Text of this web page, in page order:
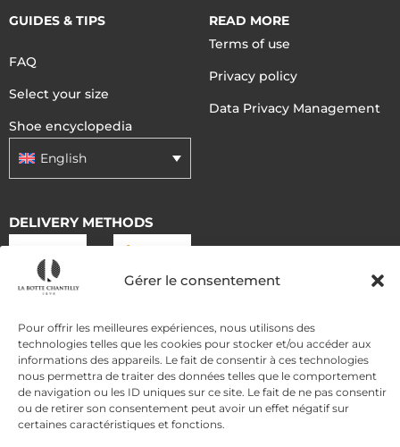
Gérer le consentement
Pour offrir les meilleures expériences, nous utilisons des
technologies telles que les cookies pour stocker et/ou accéder aux
informations des appareils. Le fait de consentir à ces technologies
nous permettra de traiter des données telles que le comportement
de navigation ou les ID uniques sur ce site. Le fait de ne pas consentir
ou de retirer son consentement peut avoir un effet négatif sur
certaines caractéristiques et fonctions.
GUIDES & TIPS
FAQ
Select your size
Shoe encyclopedia
English
READ MORE
Terms of use
Privacy policy
Data Privacy Management
DELIVERY METHODS
PAYMENT METHODS